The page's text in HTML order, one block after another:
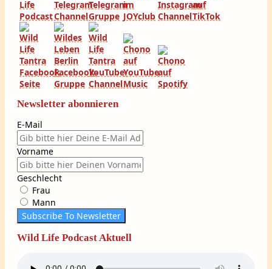
Newsletter abonnieren
E-Mail
Vorname
Geschlecht
Frau
Mann
Subscribe To Newsletter
Wild Life Podcast Aktuell